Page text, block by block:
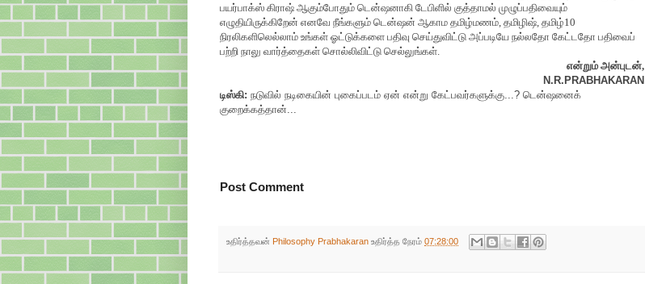
பயர்பாக்ஸ் கிராஷ் ஆகும்போதும் டென்ஷனாகி டேபிளில் குத்தாமல் முழுப்பதிவையும்
எழுதியிருக்கிறேன் எனவே நீங்களும் டென்ஷன் ஆகாம தமிழ்மணம், தமிழிஷ், தமிழ்10
நிரலிகளிலெல்லாம் உங்கள் ஓட்டுக்களை பதிவு செய்துவிட்டு அப்படியே நல்லதோ கேட்டதோ பதிவைப்
பற்றி நாலு வார்த்தைகள் சொல்லிவிட்டு செல்லுங்கள்.
என்றும் அன்புடன்,
N.R.PRABHAKARAN
டிஸ்கி: நடுவில் நடிகையின் புகைப்படம் ஏன் என்று கேட்பவர்களுக்கு...? டென்ஷனைக்
குறைக்கத்தான்...
Post Comment
உதிர்த்தவன் Philosophy Prabhakaran உதிர்த்த நேரம் 07:28:00